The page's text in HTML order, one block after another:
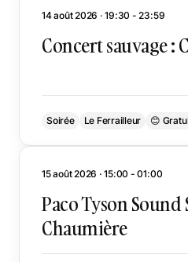
14 août 2026 · 19:30 - 23:59
Concert sauvage :
Soirée Le Ferrailleur 😊
15 août 2026 · 15:00 - 01:00
Paco Tyson Sound
Chaumière